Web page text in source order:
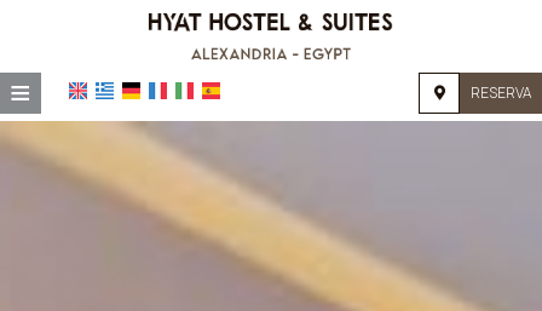
≡ RESERVA
UBICACIÓN
ALOJAMIENTO
INSTALACIONES